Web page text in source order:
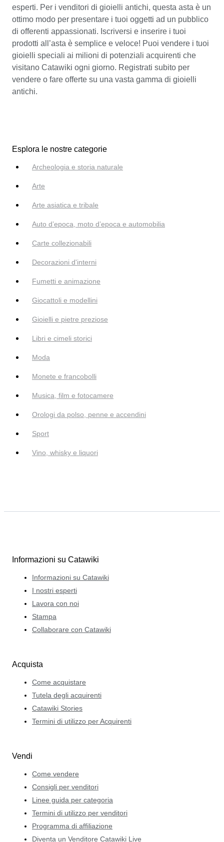
esperti. Per i venditori di gioielli antichi, questa asta è un
ottimo modo per presentare i tuoi oggetti ad un pubblico
di offerenti appassionati. Iscriversi e inserire i tuoi
prodotti all’asta è semplice e veloce! Puoi vendere i tuoi
gioielli speciali ai milioni di potenziali acquirenti che
visitano Catawiki ogni giorno. Registrati subito per
vendere o fare offerte su una vasta gamma di gioielli
antichi.
Esplora le nostre categorie
Archeologia e storia naturale
Arte
Arte asiatica e tribale
Auto d’epoca, moto d’epoca e automobilia
Carte collezionabili
Decorazioni d'interni
Fumetti e animazione
Giocattoli e modellini
Gioielli e pietre preziose
Libri e cimeli storici
Moda
Monete e francobolli
Musica, film e fotocamere
Orologi da polso, penne e accendini
Sport
Vino, whisky e liquori
Informazioni su Catawiki
Informazioni su Catawiki
I nostri esperti
Lavora con noi
Stampa
Collaborare con Catawiki
Acquista
Come acquistare
Tutela degli acquirenti
Catawiki Stories
Termini di utilizzo per Acquirenti
Vendi
Come vendere
Consigli per venditori
Linee guida per categoria
Termini di utilizzo per venditori
Programma di affiliazione
Diventa un Venditore Catawiki Live